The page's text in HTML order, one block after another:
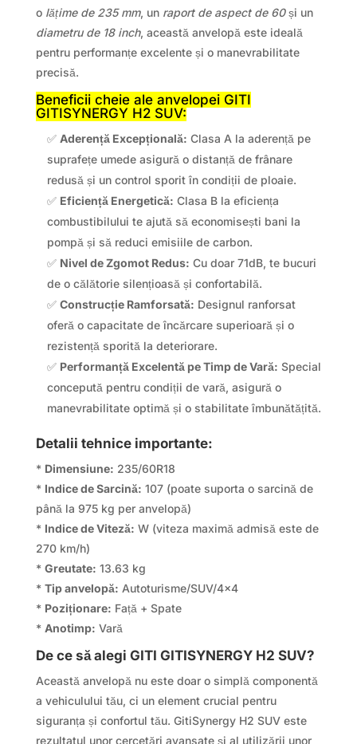
o lățime de 235 mm, un raport de aspect de 60și un
diametru de 18 inch, această anvelopă este ideală
pentru performanțe excelente și o manevrabilitate
precisă.
Beneficii cheie ale anvelopei GITI
GITISYNERGY H2 SUV:
✅ Aderență Excepțională: Clasa A la aderență pe
suprafețe umede asigură o distanță de frânare
redusă și un control sporit în condiții de ploaie.
✅ Eficiență Energetică: Clasa B la eficiența
combustibilului te ajută să economisești bani la
pompă și să reduci emisiile de carbon.
✅ Nivel de Zgomot Redus: Cu doar 71dB, te bucuri
de o călătorie silențioasă și confortabilă.
✅ Construcție Ramforsată: Designul ranforsat
oferă o capacitate de încărcare superioară și o
rezistență sporită la deteriorare.
✅ Performanță Excelentă pe Timp de Vară: Special
concepută pentru condiții de vară, asigură o
manevrabilitate optimă și o stabilitate îmbunătățită.
Detalii tehnice importante:
* Dimensiune: 235/60R18
* Indice de Sarcină: 107 (poate suporta o sarcină de
până la 975 kg per anvelopă)
* Indice de Viteză: W (viteza maximă admisă este de
270 km/h)
* Greutate: 13.63 kg
* Tip anvelopă: Autoturisme/SUV/4×4
* Poziționare: Față + Spate
* Anotimp: Vară
De ce să alegi GITI GITISYNERGY H2 SUV?
Această anvelopă nu este doar o simplă componentă
a vehiculului tău, ci un element crucial pentru
siguranța și confortul tău. GitiSynergy H2 SUV este
rezultatul unor cercetări avansate și al utilizării unor